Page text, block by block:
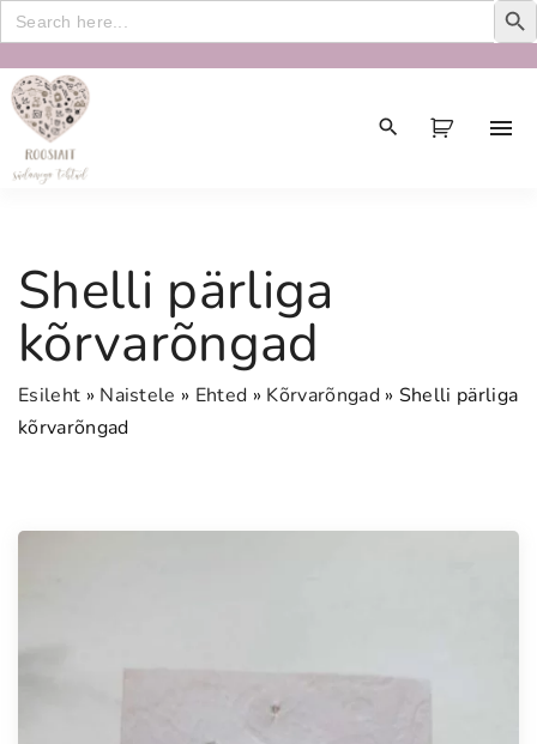
Search
for:
Shelli pärliga
kõrvarõngad
Esileht » Naistele » Ehted » Kõrvarõngad» Shelli pärliga
kõrvarõngad